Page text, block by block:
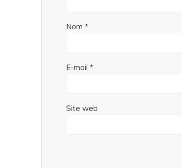
Nom*
E-mail*
Site web